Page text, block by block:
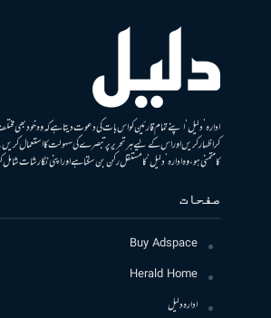
ادارہ ’دلیل‘ اپنے تمام قارئین کو اس بات کی دعوت دیتا ہے کہ وہ خود بھی
کر اظہار کریں اور اس کے لیے ہر تحریر پر تبصرے کی سہولت کا استعمال
کا متمنی ہو، وہ ادارہ ’دلیل‘ کا مستقل رکن بن سکتا ہے اور اپنی نگارشات
صفحات
Buy Adspace
Herald Home
ادارہ دلیل